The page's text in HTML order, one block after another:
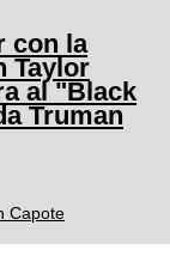
con la
Taylor
al "Black
Truman
Capote